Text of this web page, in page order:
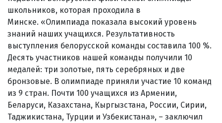
школьников, которая проходила в
Минске. «Олимпиада показала высокий уровень
знаний наших учащихся. Результативность
выступления белорусской команды составила 100 %.
Десять участников нашей команды получили 10
медалей: три золотые, пять серебряных и две
бронзовые. В олимпиаде приняли участие 10 команд
из 9 стран. Почти 100 учащихся из Армении,
Беларуси, Казахстана, Кыргызстана, России, Сирии,
Таджикистана, Турции и Узбекистана», – заключил